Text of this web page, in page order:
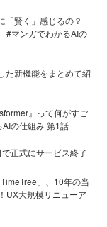
「賢く」感じるの？
マンガでわかるAIの
た新機能をまとめて紹
』って何がすご
の仕組み 第1話
正式にサービス終了
」、10年の当
UX大規模リニューア